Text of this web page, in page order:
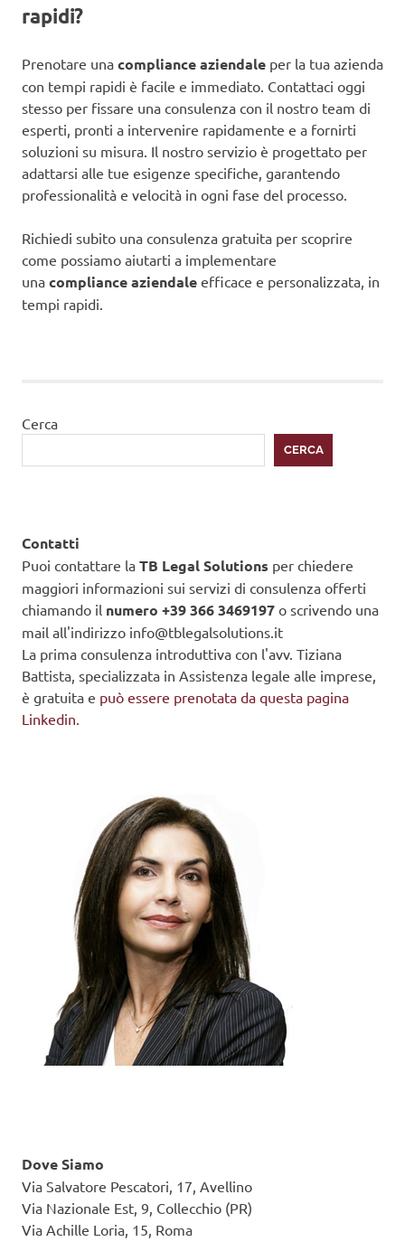
rapidi?
Prenotare una compliance aziendale per la tua azienda
con tempi rapidi è facile e immediato. Contattaci oggi
stesso per fissare una consulenza con il nostro team di
esperti, pronti a intervenire rapidamente e a fornirti
soluzioni su misura. Il nostro servizio è progettato per
adattarsi alle tue esigenze specifiche, garantendo
professionalità e velocità in ogni fase del processo.
Richiedi subito una consulenza gratuita per scoprire
come possiamo aiutarti a implementare
una compliance aziendale efficace e personalizzata, in
tempi rapidi.
Cerca
CERCA
Contatti
Puoi contattare la TB Legal Solutions per chiedere
maggiori informazioni sui servizi di consulenza offerti
chiamando il numero +39366 3469197 o scrivendo una
mail all'indirizzo info@tblegalsolutions.it
La prima consulenza introduttiva con l'avv. Tiziana
Battista, specializzata in Assistenza legale alle imprese,
è gratuita e può essere prenotata da questa pagina
Linkedin
Dove Siamo
Via Salvatore Pescatori, 17, Avellino
Via Nazionale Est, 9, Collecchio (PR)
Via Achille Loria, 15, Roma